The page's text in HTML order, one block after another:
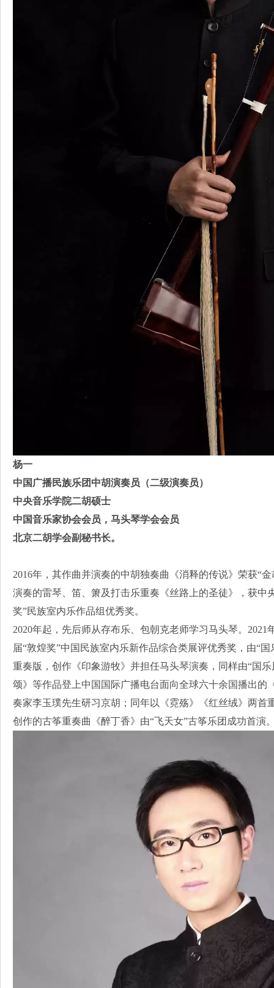
杨一
中国广播民族乐团中胡演奏员（二级演奏员）
中央音乐学院二胡硕士
中国音乐家协会会员，马头琴学会会员
北京二胡学会副秘书长。
2016年，其作曲并演奏的中胡独奏曲《消释的传说》荣获“
演奏的雷琴、笛、箫及打击乐重奏《丝路上的圣徒》，获中
奖”民族室内乐作品组优秀奖。
2020年起，先后师从存布乐、包朝克老师学习马头琴。
届“敦煌奖”中国民族室内乐新作品综合类展评优秀奖，由“
重奏版，创作《印象游牧》并担任马头琴演奏，同样由“国
颂》等作品登上中国国际广播电台面向全球六十余国播出的
奏家李玉璞先生研习京胡；同年以《霓殇》《红丝绒》两首
创作的古筝重奏曲《醉丁香》由“飞天女”古筝乐团成功首演